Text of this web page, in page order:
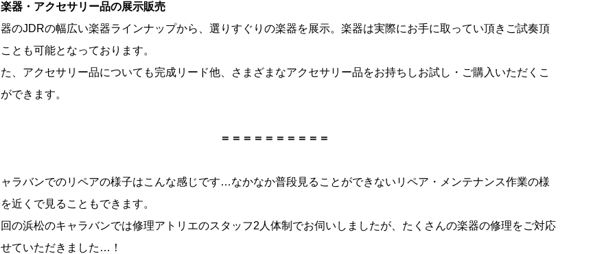
楽器・アクセサリー品の展示販売
のJDRの幅広い楽器ラインナップから、選りすぐりの楽器を展示。楽器は実際にお手に取ってい頂きご試奏頂
ことも可能となっております。
た、アクセサリー品についても完成リード他、さまざまなアクセサリー品をお持ちしお試し・ご購入いただくこ
できます。
＝＝＝＝＝＝＝＝＝＝
ラバンでのリペアの様子はこんな感じです…なかなか普段見ることができないリペア・メンテナンス作業の様
近くで見ることもできます。
の浜松のキャラバンでは修理アトリエのスタッフ2人体制でお伺いしましたが、たくさんの楽器の修理をご対応
せていただきました…！